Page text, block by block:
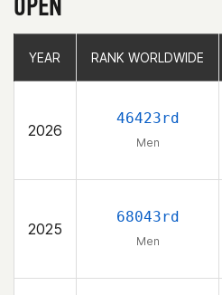
YEAR RANK WORLDWIDE
2026
46423rd
Men
2025
68043rd
Men
YEAR RANK WORLDWIDE